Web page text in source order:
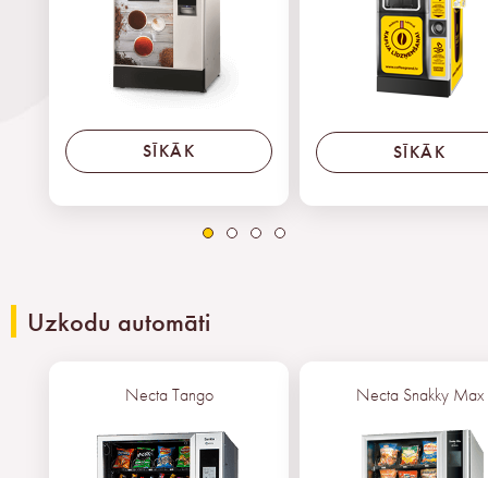
SĪKĀK SĪKĀK
Uzkodu automāti
Necta Tango Necta Snakky Max